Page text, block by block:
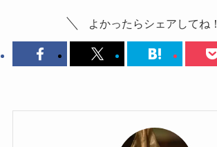
よかったらシェアしてね！